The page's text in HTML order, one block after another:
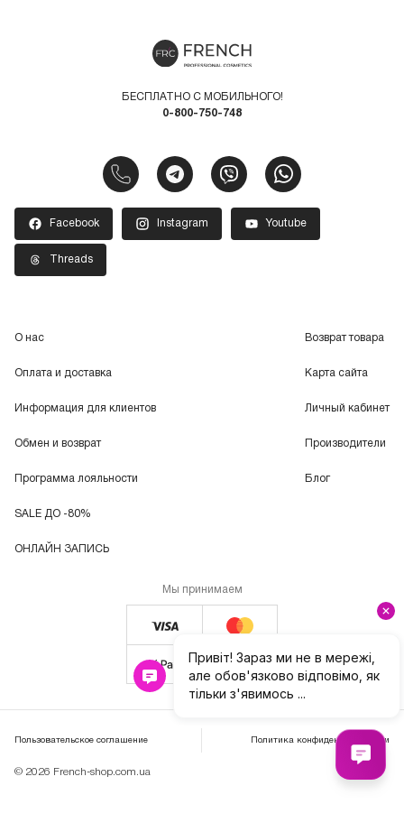
БЕСПЛАТНО С МОБИЛЬНОГО!
0-800-750-748
Facebook Instagram Youtube
Threads
О нас
Оплата и доставка
Информация для клиентов
Обмен и возврат
Программа лояльности
SALE ДО -80%
ОНЛАЙН ЗАПИСЬ
Возврат товара
Карта сайта
Личный кабинет
Производители
Блог
Мы принимаем
© 2026 French-shop.com.ua
Пользовательское соглашение Политика конфиденциальности